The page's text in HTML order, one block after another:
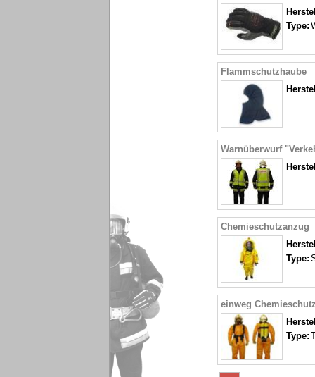
Type:
Flammschutzhaube
Warnüberwurf
Chemieschutzanzug
Type:
einweg
Type: